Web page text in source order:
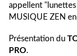
appellent
MUSIQUE ZEN
Présentation du
PRO.